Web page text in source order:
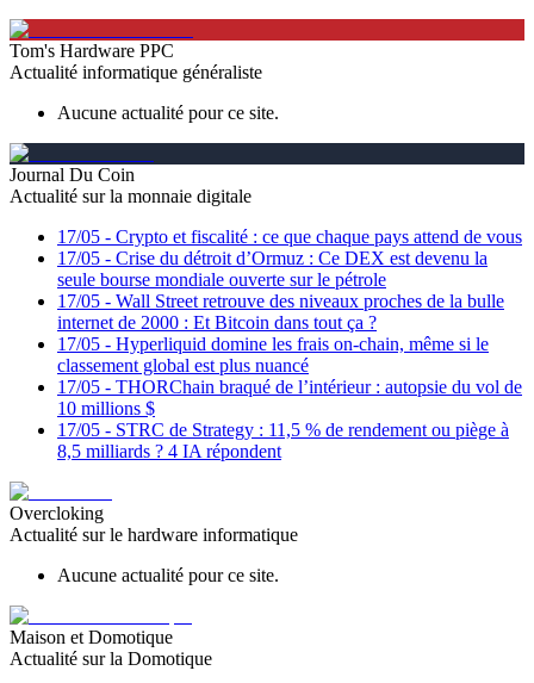
Tom's Hardware PPC
Actualité informatique généraliste
Aucune actualité pour ce site.
Journal Du Coin
Actualité sur la monnaie digitale
17/05 - Crypto et fiscalité : ce que chaque pays attend de vous
17/05 - Crise du détroit d’Ormuz : Ce DEX est devenu la
seule bourse mondiale ouverte sur le pétrole
17/05 - Wall Street retrouve des niveaux proches de la bulle
internet de 2000 : Et Bitcoin dans tout ça ?
17/05 - Hyperliquid domine les frais on-chain, même si le
classement global est plus nuancé
17/05 - THORChain braqué de l’intérieur : autopsie du vol de
10 millions $
17/05 - STRC de Strategy : 11,5 % de rendement ou piège à
8,5 milliards ? 4 IA répondent
Overcloking
Actualité sur le hardware informatique
Aucune actualité pour ce site.
Maison et Domotique
Actualité sur la Domotique